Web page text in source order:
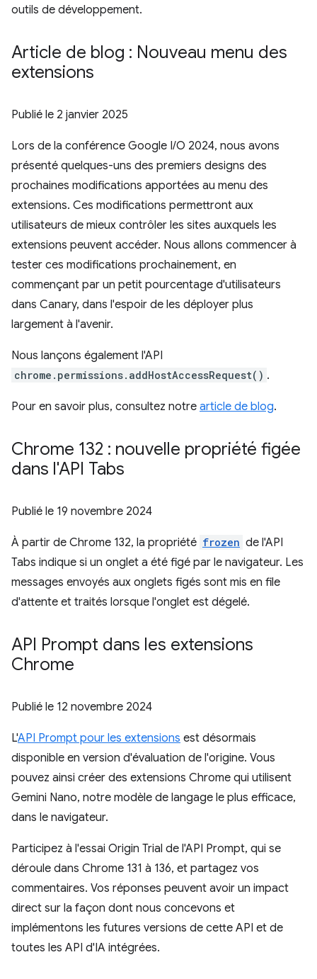
outils de développement.
Article de blog : Nouveau menu des
extensions
Publié le 2 janvier 2025
Lors de la conférence Google I/O 2024, nous avons
présenté quelques-uns des premiers designs des
prochaines modifications apportées au menu des
extensions. Ces modifications permettront aux
utilisateurs de mieux contrôler les sites auxquels les
extensions peuvent accéder. Nous allons commencer à
tester ces modifications prochainement, en
commençant par un petit pourcentage d'utilisateurs
dans Canary, dans l'espoir de les déployer plus
largement à l'avenir.
Nous lançons également l'API
chrome.permissions.addHostAccessRequest() .
Pour en savoir plus, consultez notre article de blog.
Chrome 132 : nouvelle propriété figée
dans l'API Tabs
Publié le 19 novembre 2024
À partir de Chrome 132, la propriété frozen de l'API
Tabs indique si un onglet a été figé par le navigateur. Les
messages envoyés aux onglets figés sont mis en file
d'attente et traités lorsque l'onglet est dégelé.
API Prompt dans les extensions
Chrome
Publié le 12 novembre 2024
L'API Prompt pour les extensions est désormais
disponible en version d'évaluation de l'origine. Vous
pouvez ainsi créer des extensions Chrome qui utilisent
Gemini Nano, notre modèle de langage le plus efficace,
dans le navigateur.
Participez à l'essai Origin Trial de l'API Prompt, qui se
déroule dans Chrome 131 à 136, et partagez vos
commentaires. Vos réponses peuvent avoir un impact
direct sur la façon dont nous concevons et
implémentons les futures versions de cette API et de
toutes les API d'IA intégrées.